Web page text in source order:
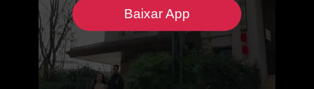
Baixar App